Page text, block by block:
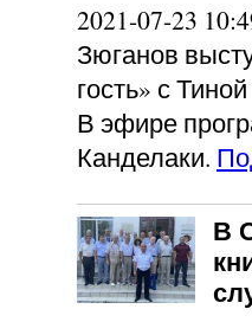
2021-07-23
Зюганов
гость» с
В эфире
Канделаки.
В